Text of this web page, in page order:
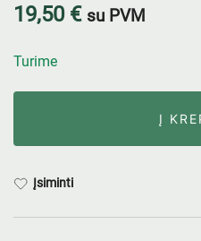
19,50 € su PVM
Turime
Į
Įsiminti